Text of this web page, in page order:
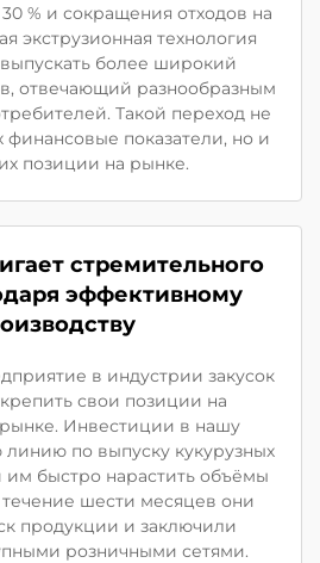
% и сокращения отходов на
экструзионная технология
более широкий
отвечающий разнообразным
Такой переход не
финансовые показатели, но и
позиции на рынке.
стремительного
эффективному
в индустрии закусок
свои позиции на
Инвестиции в нашу
по выпуску кукурузных
им быстро нарастить объёмы
течение шести месяцев они
продукции и заключили
розничными сетями.